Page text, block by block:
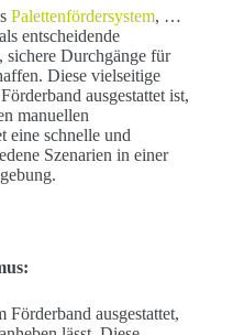
Palettenfördersystem, …
entscheidende
sichere Durchgänge für
Diese vielseitige
ausgestattet ist,
manuellen
eine schnelle und
Szenarien in einer
ausgestattet,